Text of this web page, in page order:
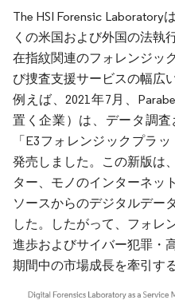
The HSI Forensic Laboratory
くの米国および外国の法執
在指紋関連のフォレンジッ
び捜査支援サービスの幅広
例えば、2021年7月、
置く企業）は、データ調
「E3フォレンジックプラ
発売しました。この新版は
ター、モノのインターネッ
ソースからのデジタルデー
した。したがって、フォレ
進歩およびサイバー犯罪・
期間中の市場成長を牽引す